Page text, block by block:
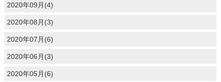
2020年09月(4)
2020年08月(3)
2020年07月(6)
2020年06月(3)
2020年05月(6)